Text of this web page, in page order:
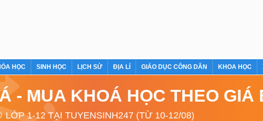
HỌC SINH HỌC LỊCH SỬ ĐỊA LÍ GIÁO DỤC CÔNG DÂN KHOA HỌC
- MUA KHOÁ HỌC THEO GIÁ
LỚP 1-12 TẠI TUYENSINH247 (TỪ 10-12/08)